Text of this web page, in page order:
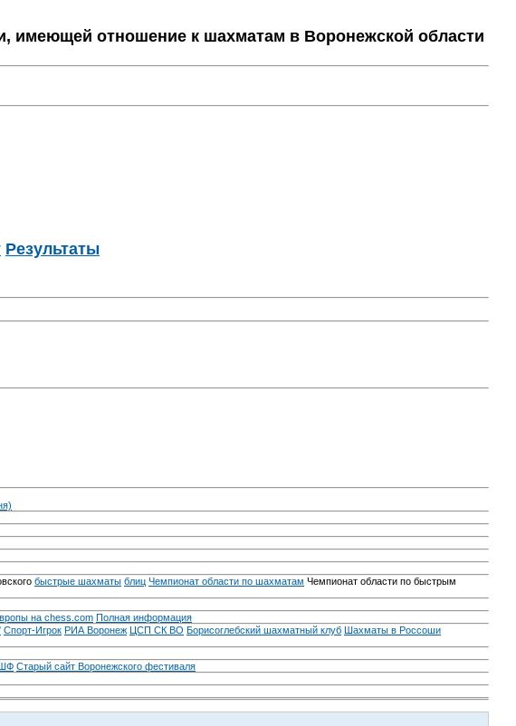
имеющей отношение к шахматам в Воронежской области
Результаты
быстрые шахматы блиц Чемпионат области по шахматам Чемпионат области по быстрым
на chess.com Полная информация
Спорт-Игрок РИА Воронеж ЦСП СК ВО Борисоглебский шахматный клуб Шахматы в Россоши
ШФ Старый сайт Воронежского фестиваля